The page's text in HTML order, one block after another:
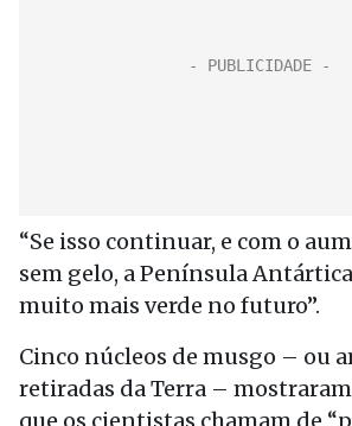
“Se isso continuar, e com o
sem gelo, a Península
muito mais verde no futuro”.
Cinco núcleos de musgo – ou
retiradas da Terra –